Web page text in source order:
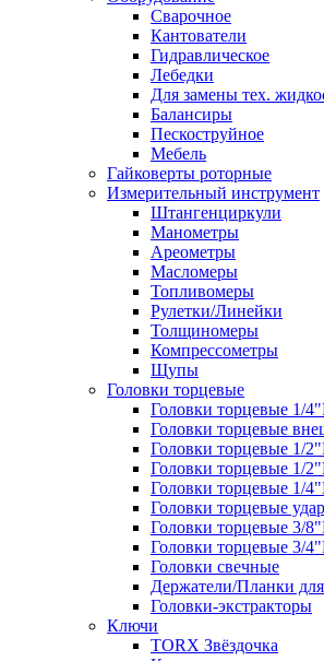
Сварочное
Кантователи
Гидравлическое
Лебедки
Для замены тех.
Балансиры
Пескоструйное
Мебель
Гайковерты роторные
Измерительный инструмент
Штангенциркули
Манометры
Ареометры
Масломеры
Топливомеры
Рулетки/Линейки
Толщиномеры
Компрессометры
Щупы
Головки торцевые
Головки торцевые 1/
Головки торцевые
Головки торцевые 1/
Головки торцевые 1/
Головки торцевые 1/
Головки торцевые
Головки торцевые 3/
Головки торцевые 3/
Головки свечные
Держатели/Планки
Головки-экстракторы
Ключи
TORX Звёздочка